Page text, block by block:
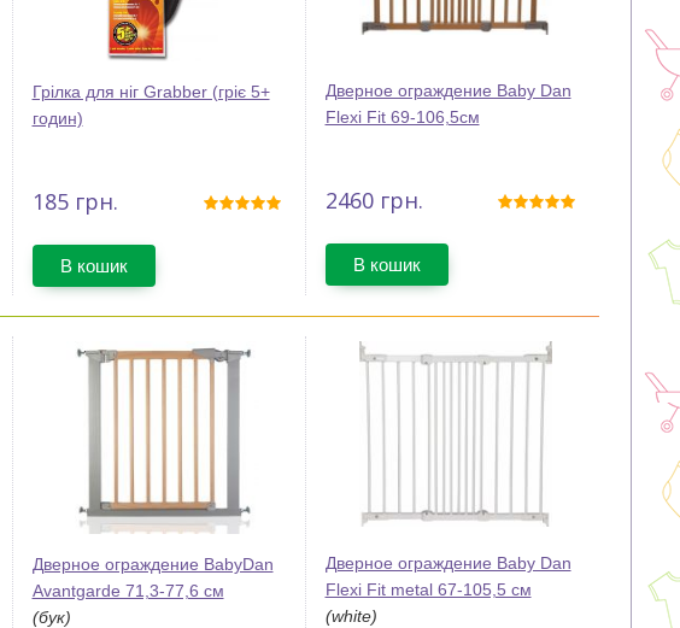
Грілка для ніг Grabber (гріє 5+
годин)
185грн.
В кошик
Дверное ограждение Baby Dan
Flexi Fit 69-106,5см
2460грн.
В кошик
Дверное ограждение BabyDan
Avantgarde 71,3-77,6 см
(бук)
Дверное ограждение Baby Dan
Flexi Fit metal 67-105,5 см
(white)